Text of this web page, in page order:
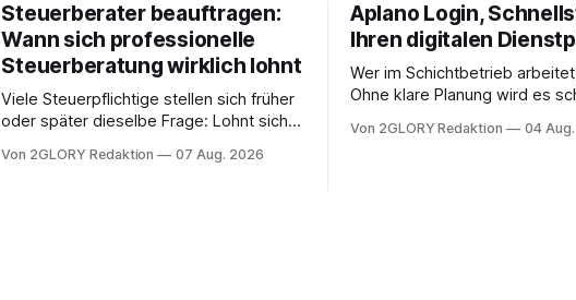
Steuerberater beauftragen:
Wann sich professionelle
Steuerberatung wirklich lohnt
Viele Steuerpflichtige stellen sich früher
oder später dieselbe Frage: Lohnt sich
sich die Steuererklärung auch in
Von 2GLORY Redaktion 07 Aug. 2026
Aplano Login,
Ihren digitalen
Wer im Schichtbetrieb
Ohne klare Planung wird es
zentraler Zugangspunkt, um
Von 2GLORY Redaktion 04